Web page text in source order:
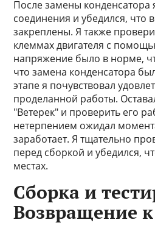
После замены конденсатора
соединения и убедился, что
закреплены. Я также
клеммах двигателя с
напряжение было в норме,
что замена конденсатора
этапе я почувствовал
проделанной работы.
"Ветерек" и проверить его
нетерпением ожидал
заработает. Я тщательно
перед сборкой и убедился,
местах.
Сборка и
Возвращение